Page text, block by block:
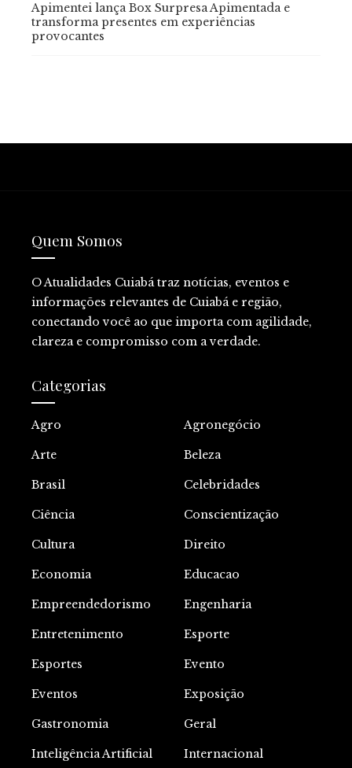
Apimentei lança Box Surpresa Apimentada e
transforma presentes em experiências
provocantes
Quem Somos
O Atualidades Cuiabá traz notícias, eventos e
informações relevantes de Cuiabá e região,
conectando você ao que importa com agilidade,
clareza e compromisso com a verdade.
Categorias
Agro Agronegócio
Arte Beleza
Brasil Celebridades
Ciência Conscientização
Cultura Direito
Economia Educacao
Empreendedorismo Engenharia
Entretenimento Esporte
Esportes Evento
Eventos Exposição
Gastronomia Geral
Inteligência Artificial Internacional